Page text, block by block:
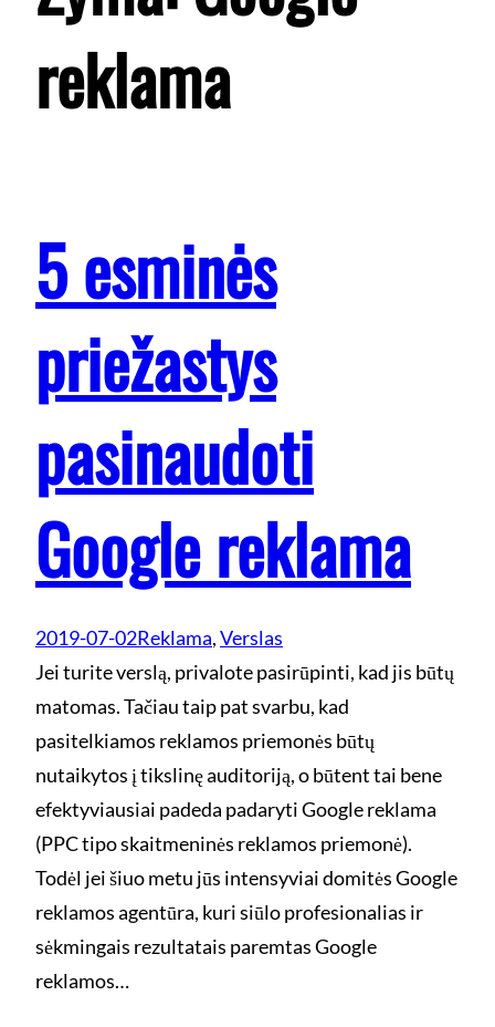
reklama
5 esminės
priežastys
pasinaudoti
Google reklama
2019-07-02Reklama, Verslas
Jei turite verslą, privalote pasirūpinti, kad jis būtų
matomas. Tačiau taip pat svarbu, kad
pasitelkiamos reklamos priemonės būtų
nutaikytos į tikslinę auditoriją, o būtent tai bene
efektyviausiai padeda padaryti Google reklama
(PPC tipo skaitmeninės reklamos priemonė).
Todėl jei šiuo metu jūs intensyviai domitės Google
reklamos agentūra, kuri siūlo profesionalias ir
sėkmingais rezultatais paremtas Google
reklamos…